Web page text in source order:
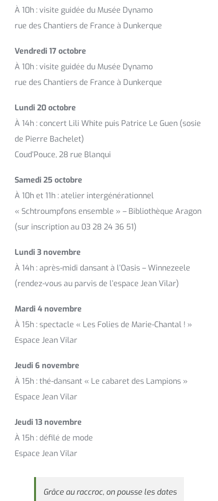
À 10h : visite guidée du Musée Dynamo
rue des Chantiers de France à Dunkerque
Vendredi 17 octobre
À 10h : visite guidée du Musée Dynamo
rue des Chantiers de France à Dunkerque
Lundi 20 octobre
À 14h : concert Lili White puis Patrice Le Guen (sosie
de Pierre Bachelet)
Coud’Pouce, 28 rue Blanqui
Samedi 25 octobre
À 10h et 11h : atelier intergénérationnel
« Schtroumpfons ensemble » – Bibliothèque Aragon
(sur inscription au 03 28 24 36 51)
Lundi 3 novembre
À 14h : après-midi dansant à l’Oasis – Winnezeele
(rendez-vous au parvis de l’espace Jean Vilar)
Mardi 4 novembre
À 15h : spectacle « Les Folies de Marie-Chantal ! »
Espace Jean Vilar
Jeudi 6 novembre
À 15h : thé-dansant « Le cabaret des Lampions »
Espace Jean Vilar
Jeudi 13 novembre
À 15h : défilé de mode
Espace Jean Vilar
Grâce au raccroc, on pousse les dates